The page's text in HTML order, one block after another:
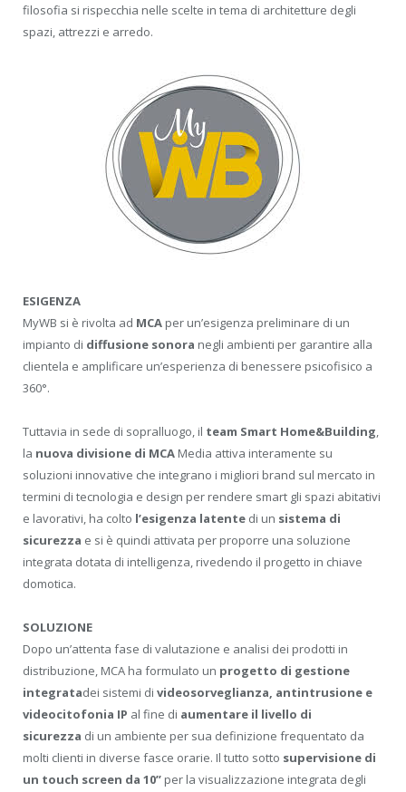
filosofia si rispecchia nelle scelte in tema di architetture degli
spazi, attrezzi e arredo.
ESIGENZA
MyWB si è rivolta ad MCA per un’esigenza preliminare di un
impianto di diffusione sonora negli ambienti per garantire alla
clientela e amplificare un’esperienza di benessere psicofisico a
360°.
Tuttavia in sede di sopralluogo, il team Smart Home&Building,
la nuova divisione di MCA Media attiva interamente su
soluzioni innovative che integrano i migliori brand sul mercato in
termini di tecnologia e design per rendere smart gli spazi abitativi
e lavorativi, ha colto l’esigenza latente di un sistema di
sicurezza e si è quindi attivata per proporre una soluzione
integrata dotata di intelligenza, rivedendo il progetto in chiave
domotica.
SOLUZIONE
Dopo un’attenta fase di valutazione e analisi dei prodotti in
distribuzione, MCA ha formulato un progetto di gestione
integratadei sistemi di videosorveglianza, antintrusione e
videocitofonia IP al fine di aumentare il livello di
sicurezza di un ambiente per sua definizione frequentato da
molti clienti in diverse fasce orarie. Il tutto sotto supervisione di
un touch screen da 10’’ per la visualizzazione integrata degli